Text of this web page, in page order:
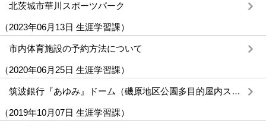
北茨城市華川スポーツパーク
（2023年06月13日 生涯学習課）
市内体育施設の予約方法について
（2020年06月25日 生涯学習課）
筑波銀行『あゆみ』ドーム（磯原地区公園多目的屋内スポーツ施設）
（2019年10月07日 生涯学習課）